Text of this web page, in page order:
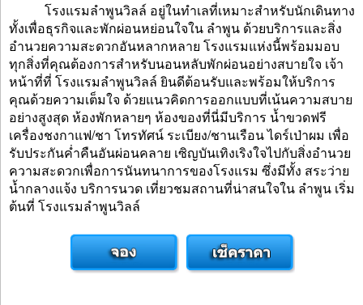
โรงแรมลำพูนวิลล์ อยู่ในทำเลที่เหมาะสำหรับนักเดินทาง
ทั้งเพื่อธุรกิจและพักผ่อนหย่อนใจใน ลำพูน ด้วยบริการและสิ่ง
อำนวยความสะดวกอันหลากหลาย โรงแรมแห่งนี้พร้อมมอบ
ทุกสิ่งที่คุณต้องการสำหรับนอนหลับพักผ่อนอย่างสบายใจ เจ้า
หน้าที่ที่ โรงแรมลำพูนวิลล์ ยินดีต้อนรับและพร้อมให้บริการ
คุณด้วยความเต็มใจ ด้วยแนวคิดการออกแบบที่เน้นความสบาย
อย่างสูงสุด ห้องพักหลายๆ ห้องของที่นี่มีบริการ น้ำขวดฟรี
เครื่องชงกาแฟ/ชา โทรทัศน์ ระเบียง/ชานเรือน ไดร์เป่าผม เพื่อ
รับประกันค่ำคืนอันผ่อนคลาย เซิญบันเทิงเริงใจไปกับสิ่งอำนวย
ความสะดวกเพื่อการนันทนาการของโรงแรม ซึ่งมีทั้ง สระว่าย
น้ำกลางแจ้ง บริการนวด เที่ยวชมสถานที่น่าสนใจใน ลำพูน เริ่ม
ต้นที่ โรงแรมลำพูนวิลล์